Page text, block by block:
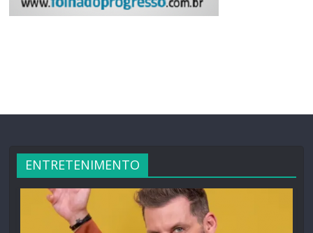
ENTRETENIMENTO